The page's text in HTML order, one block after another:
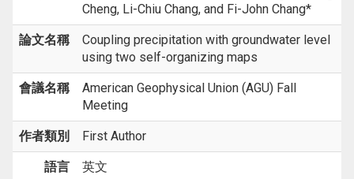
Cheng, Li-Chiu Chang, and Fi-John Chang*
論文名稱
Coupling precipitation with groundwater level
using two self-organizing maps
會議名稱
American Geophysical Union (AGU) Fall
Meeting
作者類別 First Author
語言 英文